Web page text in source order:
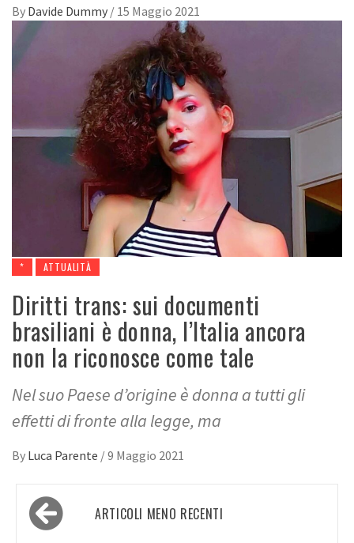
By Davide Dummy / 15 Maggio 2021
* ATTUALITÀ
Diritti trans: sui documenti
brasiliani è donna, l’Italia ancora
non la riconosce come tale
Nel suo Paese d’origine è donna a tutti gli
effetti di fronte alla legge, ma
By Luca Parente /9 Maggio 2021
Navigazione
articoli ARTICOLI MENO RECENTI